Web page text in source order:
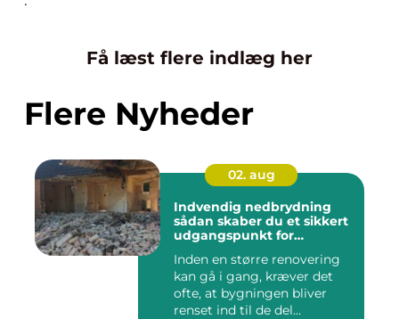
Få læst flere indlæg her
Flere Nyheder
02. aug
Indvendig nedbrydning
sådan skaber du et sikkert
udgangspunkt for
Inden en større renovering
kan gå i gang, kræver det
ofte, at bygningen bliver
renset ind til de del...